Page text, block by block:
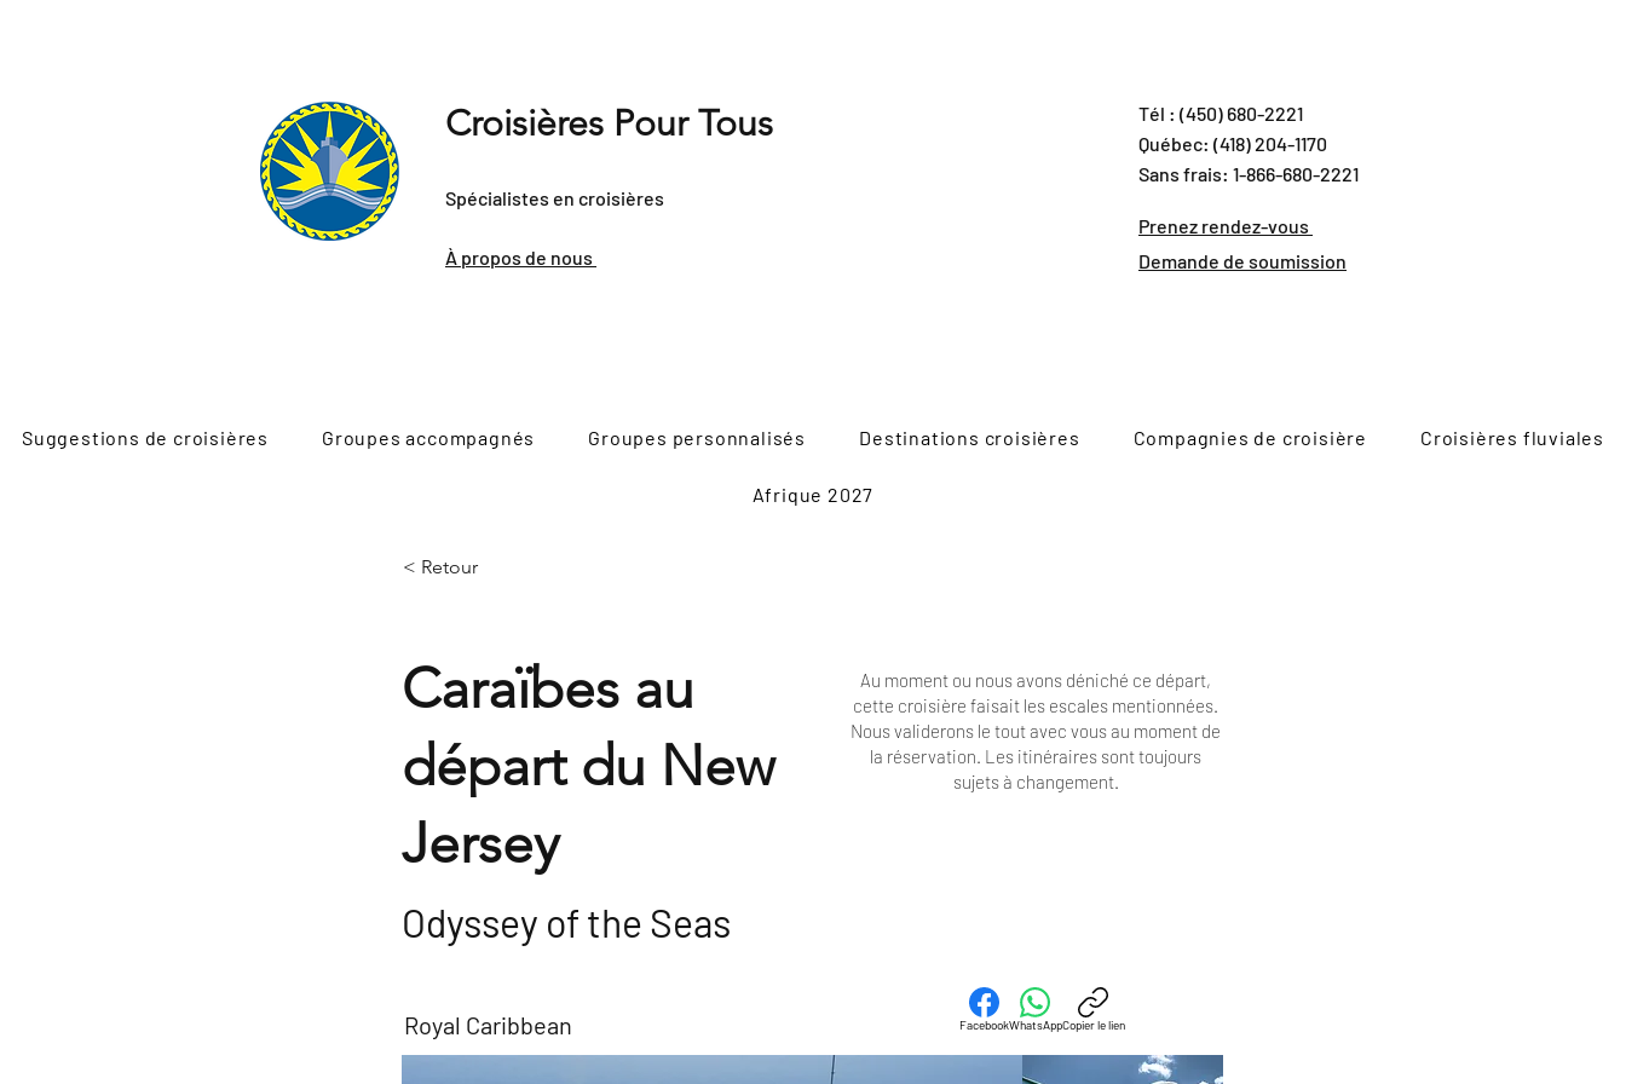
Croisières Pour Tous
Spécialistes en croisières
À propos de nous
Tél : (450) 680-2221
Québec: (418) 204-1170
Sans frais: 1-866-680-2221
Prenez rendez-vous
Demande de soumission
Suggestions de croisières Groupes accompagnés Groupes personnalisés Destinations croisières Compagnies de croisière Croisières fluviales
Afrique 2027
< Retour
Caraïbes au
départ du New
Jersey
Au moment ou nous avons déniché ce départ,
cette croisière faisait les escales mentionnées.
Nous validerons le tout avec vous au moment de
la réservation. Les itinéraires sont toujours
sujets à changement.
Odyssey of the Seas
Royal Caribbean FacebookWhatsAppCopier le lien